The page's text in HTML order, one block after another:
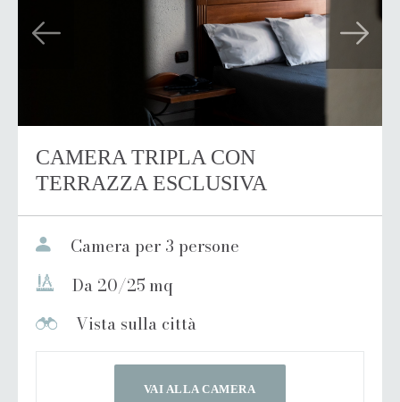
Next
CAMERA TRIPLA CON
TERRAZZA ESCLUSIVA
Camera per 3 persone
Da 20/25 mq
Vista sulla città
VAI ALLA CAMERA